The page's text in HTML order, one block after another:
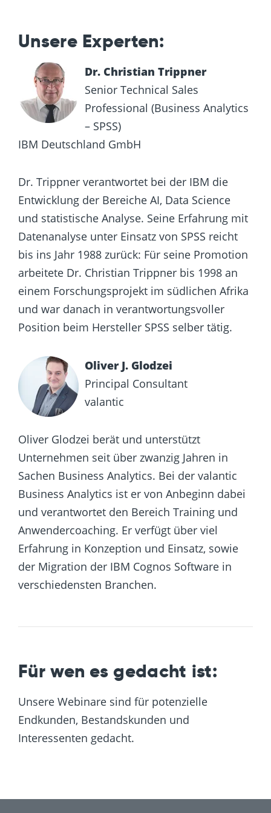
Unsere Experten:
Dr. Christian Trippner
Senior Technical Sales
Professional (Business Analytics
– SPSS)
IBM Deutschland GmbH
Dr. Trippner verantwortet bei der IBM die
Entwicklung der Bereiche AI, Data Science
und statistische Analyse. Seine Erfahrung mit
Datenanalyse unter Einsatz von SPSS reicht
bis ins Jahr 1988 zurück: Für seine Promotion
arbeitete Dr. Christian Trippner bis 1998 an
einem Forschungsprojekt im südlichen Afrika
und war danach in verantwortungsvoller
Position beim Hersteller SPSS selber tätig.
Oliver J. Glodzei
Principal Consultant
valantic
Oliver Glodzei berät und unterstützt
Unternehmen seit über zwanzig Jahren in
Sachen Business Analytics. Bei der valantic
Business Analytics ist er von Anbeginn dabei
und verantwortet den Bereich Training und
Anwendercoaching. Er verfügt über viel
Erfahrung in Konzeption und Einsatz, sowie
der Migration der IBM Cognos Software in
verschiedensten Branchen.
Für wen es gedacht ist:
Unsere Webinare sind für potenzielle
Endkunden, Bestandskunden und
Interessenten gedacht.